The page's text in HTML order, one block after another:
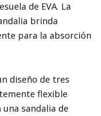
de EVA. La
brinda
para la absorción
diseño de tres
flexible
sandalia de